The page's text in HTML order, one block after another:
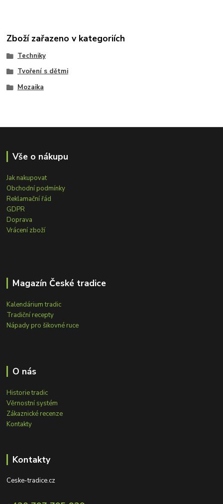
Zboží zařazeno v kategoriích
Techniky
Tvoření s dětmi
Mozaika
Vše o nákupu
Jak nakupovat
Obchodní podmínky
Reklamační řád
GDPR
Doprava
Vrácení zboží
Magazín České tradice
Kalendárium tradic
Tradiční recepty
Nápady pro šikovné ruce
O nás
Historie tradic
Věrnostní systém
Zákaznické recenze
Kontakty
Kontakty
Ceske-tradice.cz